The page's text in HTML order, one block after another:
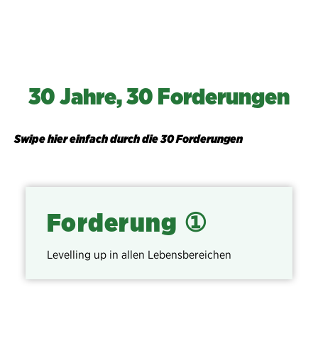
30 Jahre, 30 Forderungen
Swipe hier einfach durch die 30 Forderungen
Forderung ①
Levelling up in allen Lebensbereichen